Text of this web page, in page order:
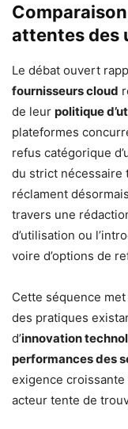
attentes des
Le débat ouvert
fournisseurs cloud
de leur politique
plateformes
refus catégorique
du strict nécessaire
réclament
travers une
d’utilisation ou
voire d’options de
Cette séquence
des pratiques
d’innovation
performances des
exigence croissante
acteur tente de